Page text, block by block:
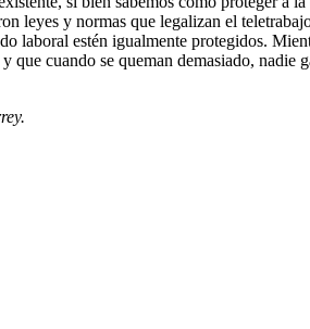
y normas que legalizan el
laboral estén igualmente protegidos.
que cuando se queman demasiado, nadie